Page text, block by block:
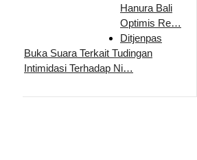
Hanura Bali
Optimis Re…
Ditjenpas
Buka Suara Terkait Tudingan
Intimidasi Terhadap Ni…